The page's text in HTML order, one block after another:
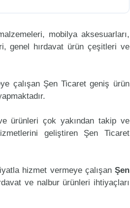
mobilya aksesuarları,
genel hırdavat ürün çeşitleri ve
çalışan Şen Ticaret geniş ürün
ürünleri çok yakından takip ve
geliştiren Şen Ticaret
hizmet vermeye çalışan Şen
ve nalbur ürünleri ihtiyaçları